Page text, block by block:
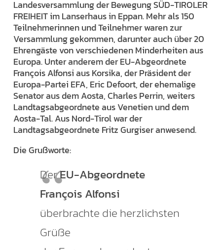
Landesversammlung der Bewegung SÜD-TIROLER
FREIHEIT im Lanserhaus in Eppan. Mehr als 150
Teilnehmerinnen und Teilnehmer waren zur
Versammlung gekommen, darunter auch über 20
Ehrengäste von verschiedenen Minderheiten aus
Europa. Unter anderem der EU-Abgeordnete
François Alfonsi aus Korsika, der Präsident der
Europa-Partei EFA, Eric Defoort, der ehemalige
Senator aus dem Aosta, Charles Perrin, weiters
Landtagsabgeordnete aus Venetien und dem
Aosta-Tal. Aus Nord-Tirol war der
Landtagsabgeordnete Fritz Gurgiser anwesend.
Die Grußworte:
DerEU-Abgeordnete
François Alfonsi
überbrachte die herzlichsten
Grüße